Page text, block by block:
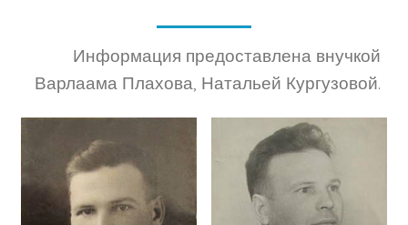
Информация предоставлена внучкой
Варлаама Плахова, Натальей Кургузовой.